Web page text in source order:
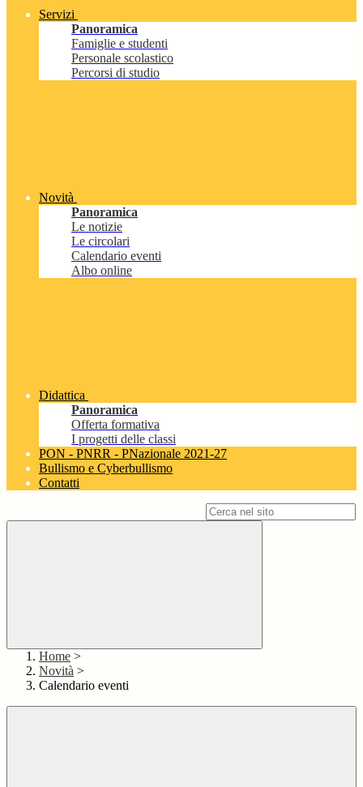
Servizi
Panoramica
Famiglie e studenti
Personale scolastico
Percorsi di studio
Novità
Panoramica
Le notizie
Le circolari
Calendario eventi
Albo online
Didattica
Panoramica
Offerta formativa
I progetti delle classi
PON - PNRR - PNazionale 2021-27
Bullismo e Cyberbullismo
Contatti
Home >
Novità >
Calendario eventi